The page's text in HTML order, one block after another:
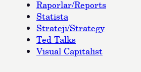
Raporlar/Reports
Statista
Strateji/Strategy
Ted Talks
Visual Capitalist